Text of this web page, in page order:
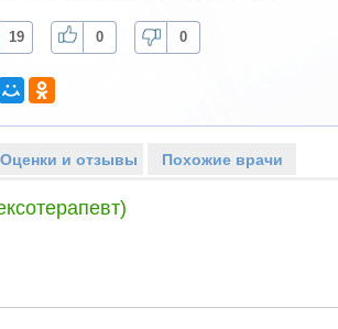
19 0 0
Оценки и отзывы Похожие врачи